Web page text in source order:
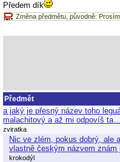
Předem dík
Změna předmětu, původně:
Předmět
a jaký je přesný název toho
malachitový a až mi odpovíš ta…
zviratka
Nic ve zlém, pokus dobrý, ale
vlastně českým názvem znám
krokodýl